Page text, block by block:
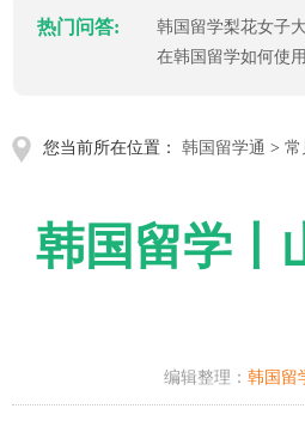
热门问答: 韩国留学梨花女子
在韩国留学如何使
您当前所在位置： 韩国留学通 > 常
韩国留学丨
编辑整理： 韩国留